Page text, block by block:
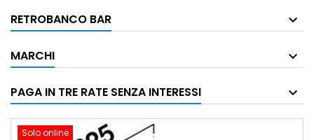
RETROBANCO BAR
MARCHI
PAGA IN TRE RATE SENZA INTERESSI
Solo online